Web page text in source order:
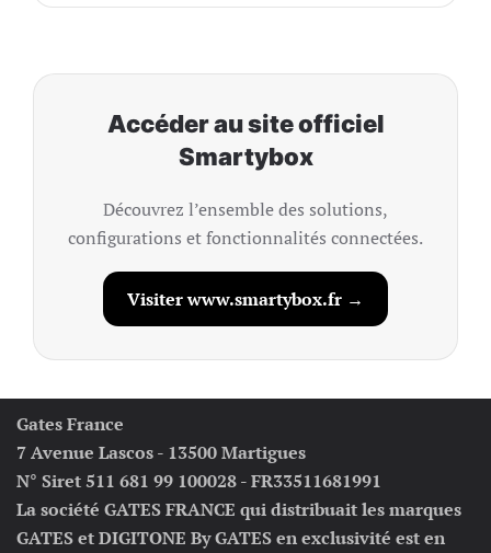
Accéder au site officiel
Smartybox
Découvrez l’ensemble des solutions,
configurations et fonctionnalités connectées.
Visiter www.smartybox.fr →
Gates France
7 Avenue Lascos - 13500 Martigues
N° Siret 511 681 99 100028 - FR33511681991
La société GATES FRANCE qui distribuait les marques
GATES et DIGITONE By GATES en exclusivité est en